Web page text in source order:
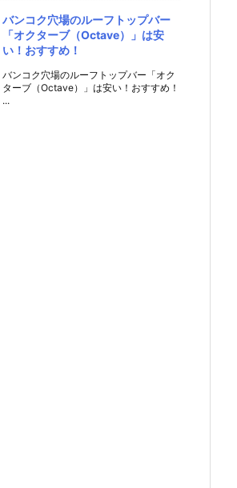
バンコク穴場のルーフトップバー
「オクターブ（Octave）」は安
い！おすすめ！
バンコク穴場のルーフトップバー「オク
ターブ（Octave）」は安い！おすすめ！
...